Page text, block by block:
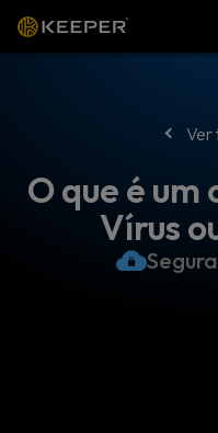
Ver
O que é
Vírus